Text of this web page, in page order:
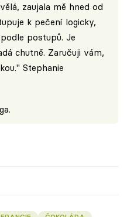
zaujala mě hned od
k pečení logicky,
postupů. Je
chutně. Zaručuji vám,
Stephanie
.